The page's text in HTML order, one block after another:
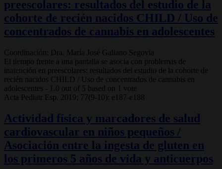
preescolares: resultados del estudio de la
cohorte de recién nacidos CHILD / Uso de
concentrados de cannabis en adolescentes
Coordinación: Dra. María José Galiano Segovia
El tiempo frente a una pantalla se asocia con problemas de
inatención en preescolares: resultados del estudio de la cohorte de
recién nacidos CHILD / Uso de concentrados de cannabis en
adolescentes - 1.0 out of 5 based on 1 vote
Acta Pediatr Esp. 2019; 77(9-10): e187-e188
Actividad física y marcadores de salud
cardiovascular en niños pequeños /
Asociación entre la ingesta de gluten en
los primeros 5 años de vida y anticuerpos